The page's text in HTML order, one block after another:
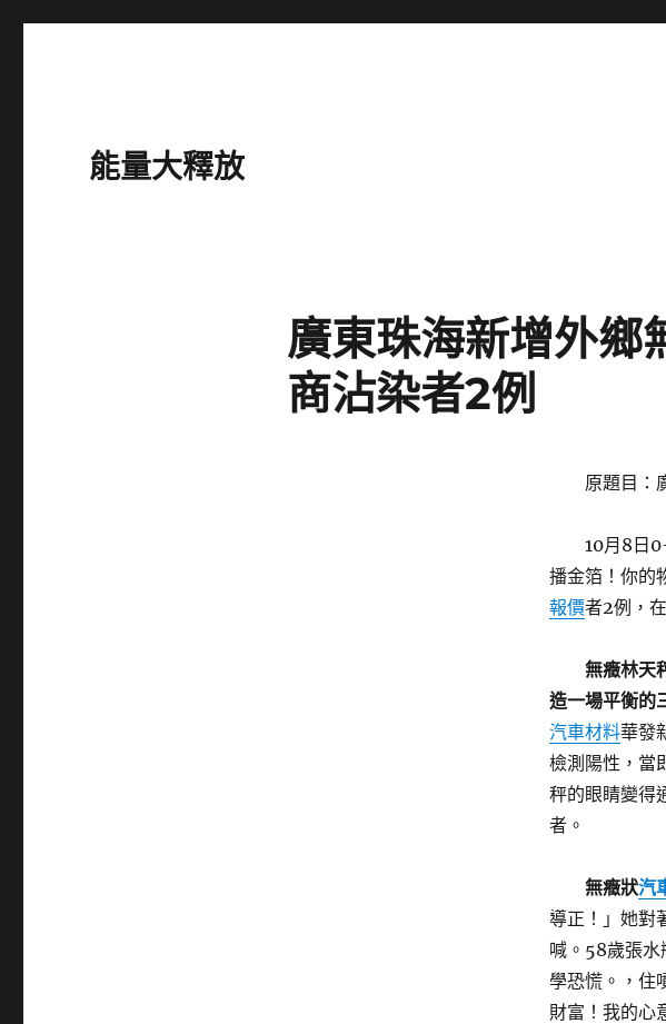
能量大釋放
廣東珠海新增外鄉
商沾染者2例
原題目：
10月8日
播金箔！你的
報價者2例，
無癥林天
造一場平衡的
汽車材料華發
檢測陽性，當
秤的眼睛變得
者。
無癥狀汽
導正！」她對
喊。58歲張水
學恐慌。，住
財富！我的心